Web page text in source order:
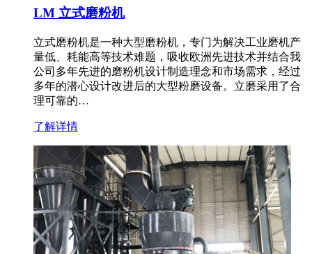
LM 立式磨粉机
立式磨粉机是一种大型磨粉机，专门为解决工业磨机产
量低、耗能高等技术难题，吸收欧洲先进技术并结合我
公司多年先进的磨粉机设计制造理念和市场需求，经过
多年的潜心设计改进后的大型粉磨设备。立磨采用了合
理可靠的…
了解详情